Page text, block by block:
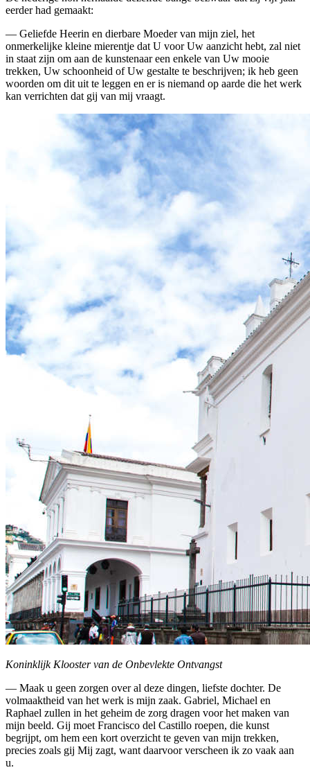
eerder had gemaakt:
— Geliefde Heerin en dierbare Moeder van mijn ziel, het
onmerkelijke kleine mierentje dat U voor Uw aanzicht hebt, zal niet
in staat zijn om aan de kunstenaar een enkele van Uw mooie
trekken, Uw schoonheid of Uw gestalte te beschrijven; ik heb geen
woorden om dit uit te leggen en er is niemand op aarde die het werk
kan verrichten dat gij van mij vraagt.
Koninklijk Klooster van de Onbevlekte Ontvangst
— Maak u geen zorgen over al deze dingen, liefste dochter. De
volmaaktheid van het werk is mijn zaak. Gabriel, Michael en
Raphael zullen in het geheim de zorg dragen voor het maken van
mijn beeld. Gij moet Francisco del Castillo roepen, die kunst
begrijpt, om hem een kort overzicht te geven van mijn trekken,
precies zoals gij Mij zagt, want daarvoor verscheen ik zo vaak aan
u.